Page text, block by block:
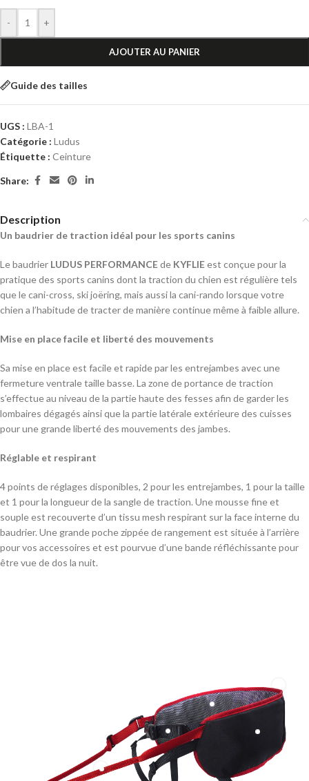
- +
AJOUTER AU PANIER
Guide des tailles
UGS : LBA-1
Catégorie : Ludus
Étiquette : Ceinture
Share:
Description
Un baudrier de traction idéal pour les sports canins
Le baudrier LUDUS PERFORMANCEde KYFLIEest conçue pour la
pratique des sports canins dont la traction du chien est régulière tels
que le cani-cross, ski joëring, mais aussi la cani-rando lorsque votre
chien a l’habitude de tracter de manière continue même à faible allure.
Mise en place facile et liberté des mouvements
Sa mise en place est facile et rapide par les entrejambes avec une
fermeture ventrale taille basse. La zone de portance de traction
s’effectue au niveau de la partie haute des fesses afin de garder les
lombaires dégagés ainsi que la partie latérale extérieure des cuisses
pour une grande liberté des mouvements des jambes.
Réglable et respirant
4 points de réglages disponibles, 2 pour les entrejambes, 1 pour la taille
et 1 pour la longueur de la sangle de traction. Une mousse fine et
souple est recouverte d’un tissu mesh respirant sur la face interne du
baudrier. Une grande poche zippée de rangement est située à l’arrière
pour vos accessoires et est pourvue d’une bande réfléchissante pour
être vue de dos la nuit.